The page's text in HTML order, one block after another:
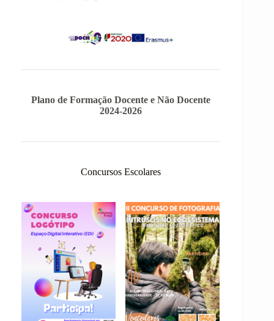
Plano de Formação Docente e Não Docente
2024-2026
Concursos Escolares